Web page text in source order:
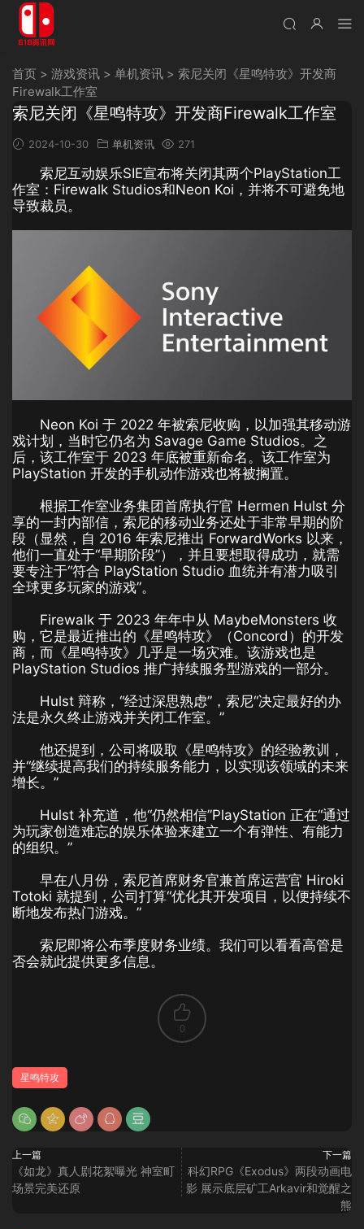
首页 > 游戏资讯 > 单机资讯 > 索尼关闭《星鸣特攻》开发商
Firewalk工作室
索尼关闭《星鸣特攻》开发商Firewalk工作室
2024-10-30 单机资讯 271
索尼互动娱乐SIE宣布将关闭其两个PlayStation工
作室：Firewalk Studios和Neon Koi，并将不可避免地
导致裁员。
Neon Koi 于 2022 年被索尼收购，以加强其移动游
戏计划，当时它仍名为 Savage Game Studios。之
后，该工作室于 2023 年底被重新命名。该工作室为
PlayStation 开发的手机动作游戏也将被搁置。
根据工作室业务集团首席执行官 Hermen Hulst 分
享的一封内部信，索尼的移动业务还处于非常早期的阶
段（显然，自 2016 年索尼推出 ForwardWorks 以来，
他们一直处于“早期阶段”），并且要想取得成功，就需
要专注于“符合 PlayStation Studio 血统并有潜力吸引
全球更多玩家的游戏”。
Firewalk 于 2023 年年中从 MaybeMonsters 收
购，它是最近推出的《星鸣特攻》（Concord）的开发
商，而《星鸣特攻》几乎是一场灾难。该游戏也是
PlayStation Studios 推广持续服务型游戏的一部分。
Hulst 辩称，“经过深思熟虑”，索尼“决定最好的办
法是永久终止游戏并关闭工作室。”
他还提到，公司将吸取《星鸣特攻》的经验教训，
并“继续提高我们的持续服务能力，以实现该领域的未来
增长。”
Hulst 补充道，他“仍然相信”PlayStation 正在“通过
为玩家创造难忘的娱乐体验来建立一个有弹性、有能力
的组织。”
早在八月份，索尼首席财务官兼首席运营官 Hiroki
Totoki 就提到，公司打算“优化其开发项目，以便持续不
断地发布热门游戏。”
索尼即将公布季度财务业绩。我们可以看看高管是
否会就此提供更多信息。
0
星鸣特攻
上一篇
《如龙》真人剧花絮曝光 神室町
场景完美还原
下一篇
科幻RPG《Exodus》两段动画电
影 展示底层矿工Arkavir和觉醒之
熊